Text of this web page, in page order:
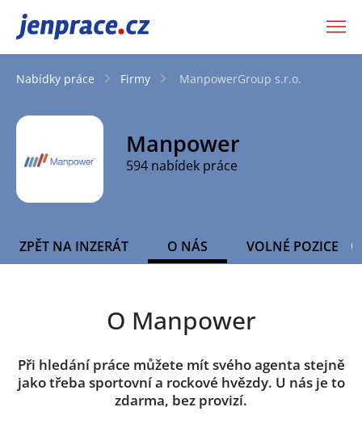
JenPráce.cz
Nabídky práce Firmy ManpowerGroup s.r.o.
Manpower
594 nabídek práce
ZPĚT NA INZERÁT O NÁS VOLNÉ POZICE
O Manpower
Při hledání práce můžete mít svého agenta stejně
jako třeba sportovní a rockové hvězdy. U nás je to
zdarma, bez provizí.